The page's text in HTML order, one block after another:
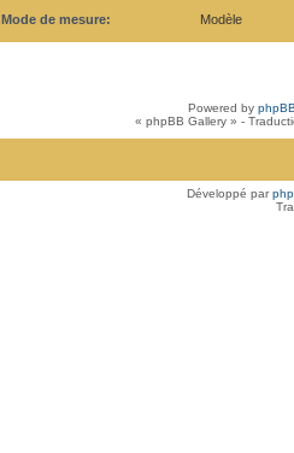
Mode de mesure: Modèle
Powered by
« phpBB Gallery » -
Développé par